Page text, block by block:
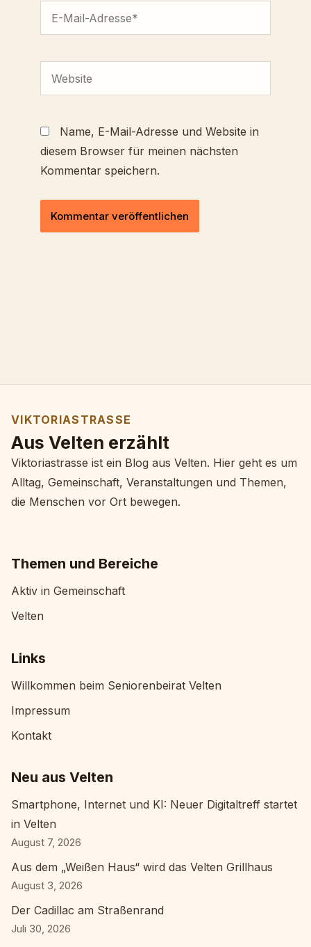
Name, E-Mail-Adresse und Website in
diesem Browser für meinen nächsten
Kommentar speichern.
VIKTORIASTRASSE
Aus Velten erzählt
Viktoriastrasse ist ein Blog aus Velten. Hier geht es um
Alltag, Gemeinschaft, Veranstaltungen und Themen,
die Menschen vor Ort bewegen.
Themen und Bereiche
Aktiv in Gemeinschaft
Velten
Links
Willkommen beim Seniorenbeirat Velten
Impressum
Kontakt
Neu aus Velten
Smartphone, Internet und KI: Neuer Digitaltreff startet
in Velten
August 7, 2026
Aus dem „Weißen Haus“ wird das Velten Grillhaus
August 3, 2026
Der Cadillac am Straßenrand
Juli 30, 2026